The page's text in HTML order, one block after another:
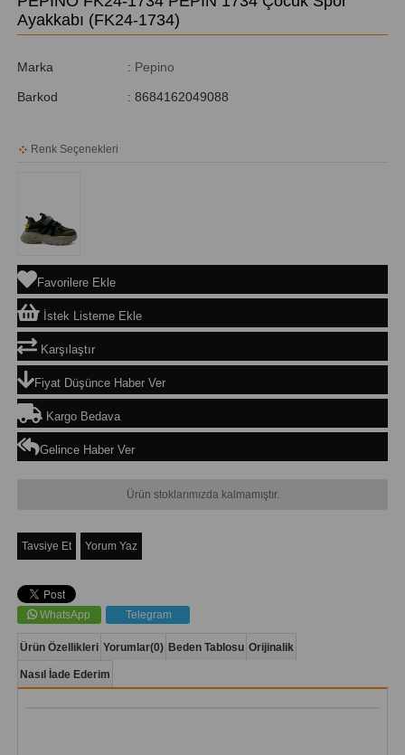
Ayakkabı (FK24-1734)
Marka : Pepino
Barkod : 8684162049088
Renk Seçenekleri
Favorilere Ekle
İstek Listeme Ekle
Karşılaştır
Fiyat Düşünce Haber Ver
Kargo Bedava
Gelince Haber Ver
Ürün stoklarımızda kalmamıştır.
Tavsiye Et Yorum Yaz
WhatsApp Telegram
Ürün Özellikleri Yorumlar(0) Beden Tablosu Orijinalik
Nasıl İade Ederim